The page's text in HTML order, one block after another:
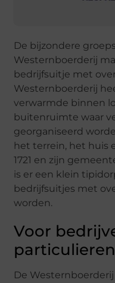
De bijzondere
Westernboerderij
bedrijfsuitje met
Westernboerderij
verwarmde binnen
buitenruimte waar
georganiseerd
het terrein, het huis
1721 en zijn
is er een klein
bedrijfsuitjes met
worden.
Voor
particulieren
De